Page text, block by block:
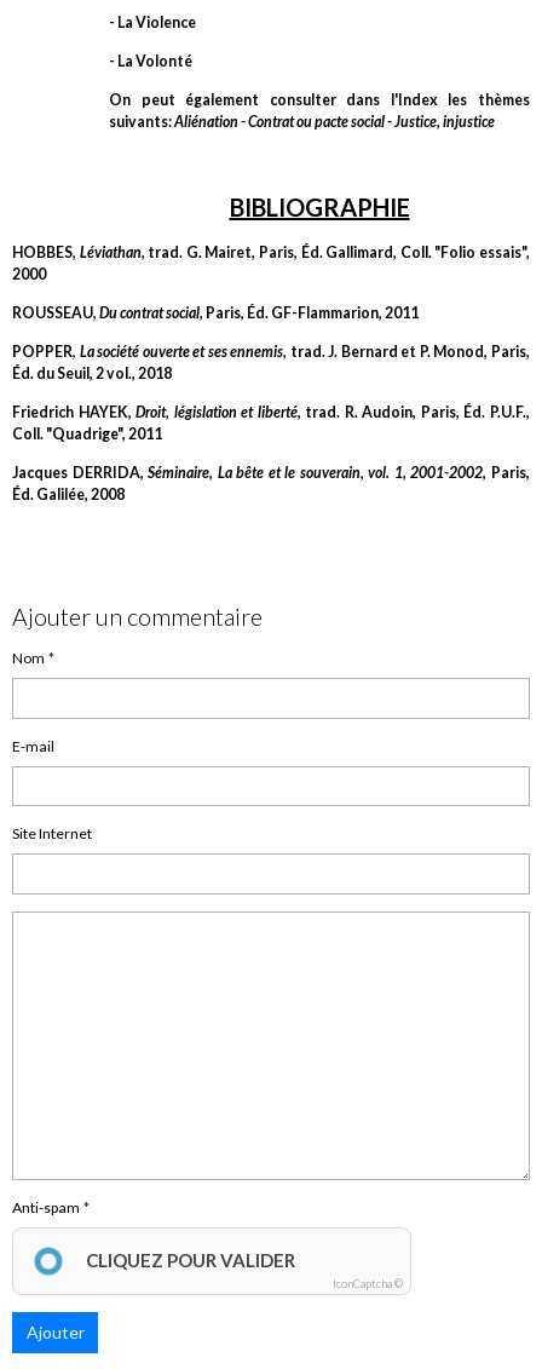
- La Violence
- La Volonté
On peut également consulter dans l'Index les thèmes
suivants:Aliénation - Contrat ou pacte social - Justice, injustice
BIBLIOGRAPHIE
HOBBES, Léviathan, trad. G. Mairet, Paris, Éd. Gallimard, Coll. "Folio essais",
2000
ROUSSEAU, Du contrat social, Paris, Éd. GF-Flammarion, 2011
POPPER, La société ouverte et ses ennemis, trad. J. Bernard et P. Monod, Paris,
Éd. du Seuil, 2 vol., 2018
Friedrich HAYEK,Droit, législation et liberté, trad. R. Audoin, Paris, Éd. P.U.F.,
Coll. "Quadrige", 2011
Jacques DERRIDA,Séminaire, La bête et le souverain, vol. 1, 2001-2002, Paris,
Éd. Galilée, 2008
Ajouter un commentaire
Nom
E-mail
Site Internet
Anti-spam
CLIQUEZ POUR VALIDER
IconCaptcha ©
Ajouter